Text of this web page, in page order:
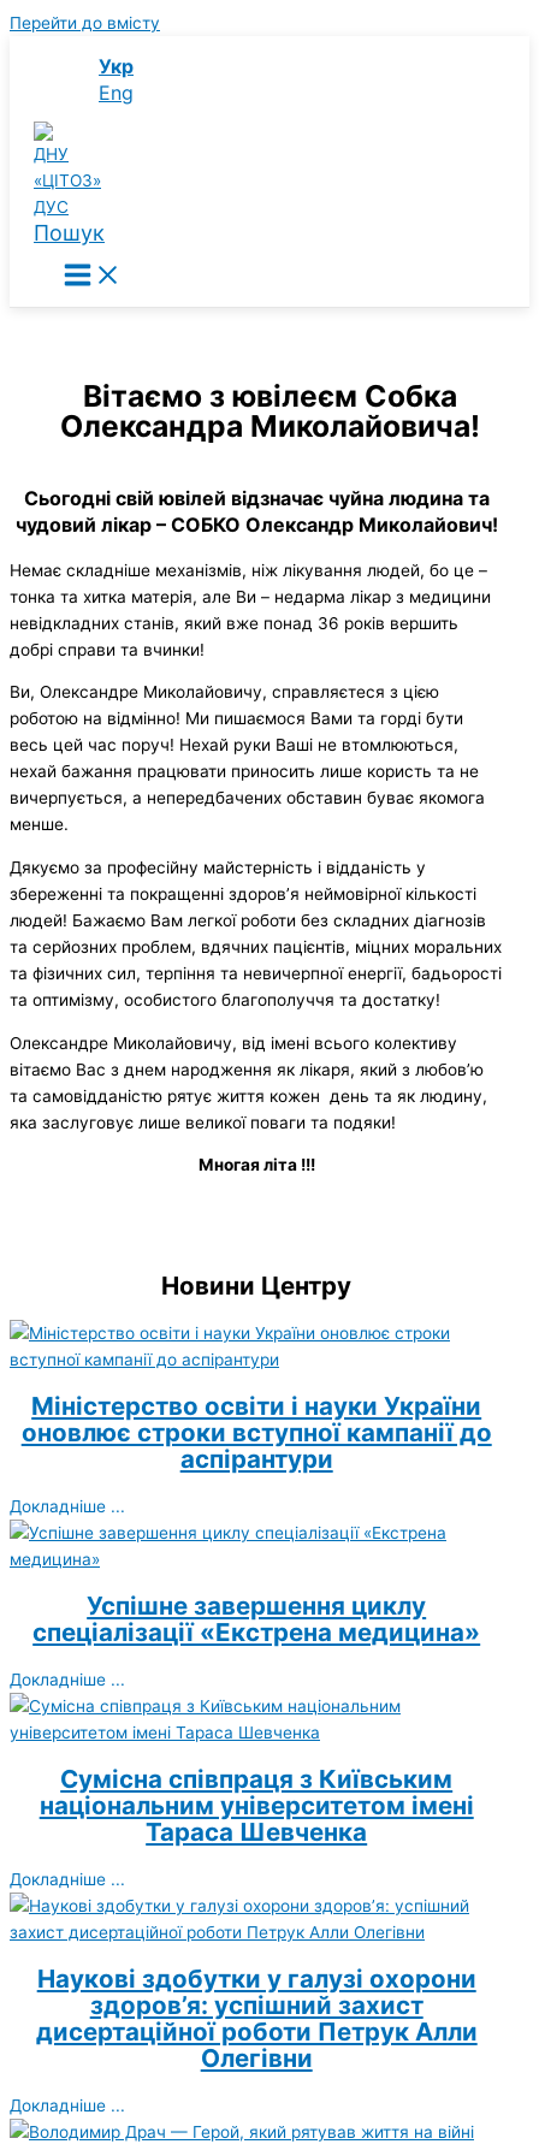
Перейти до вмісту
Укр
Eng
Пошук
Вітаємо з ювілеєм Собка
Олександра Миколайовича!
Сьогодні свій ювілей відзначає чуйна людина та
чудовий лікар – СОБКО Олександр Миколайович!
Немає складніше механізмів, ніж лікування людей, бо це –
тонка та хитка матерія, але Ви – недарма лікар з медицини
невідкладних станів, який вже понад 36 років вершить
добрі справи та вчинки!
Ви, Олександре Миколайовичу, справляєтеся з цією
роботою на відмінно! Ми пишаємося Вами та горді бути
весь цей час поруч! Нехай руки Ваші не втомлюються,
нехай бажання працювати приносить лише користь та не
вичерпується, а непередбачених обставин буває якомога
менше.
Дякуємо за професійну майстерність і відданість у
збереженні та покращенні здоров’я неймовірної кількості
людей! Бажаємо Вам легкої роботи без складних діагнозів
та серйозних проблем, вдячних пацієнтів, міцних моральних
та фізичних сил, терпіння та невичерпної енергії, бадьорості
та оптимізму, особистого благополуччя та достатку!
Олександре Миколайовичу, від імені всього колективу
вітаємо Вас з днем народження як лікаря, який з любов’ю
та самовідданістю рятує життя кожен день та як людину,
яка заслуговує лише великої поваги та подяки!
Многая літа !!!
Новини Центру
Міністерство освіти і науки України
оновлює строки вступної кампанії до
аспірантури
Докладніше ...
Успішне завершення циклу
спеціалізації «Екстрена медицина»
Докладніше ...
Сумісна співпраця з Київським
національним університетом імені
Тараса Шевченка
Докладніше ...
Наукові здобутки у галузі охорони
здоров’я: успішний захист
дисертаційної роботи Петрук Алли
Олегівни
Докладніше ...